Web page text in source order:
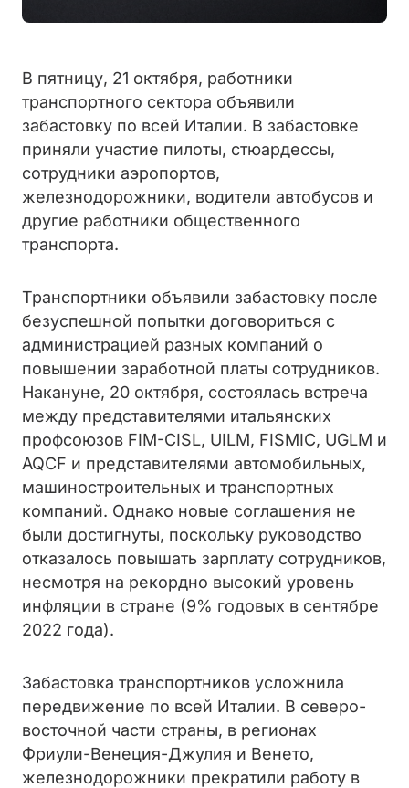
В пятницу, 21 октября, работники
транспортного сектора объявили
забастовку по всей Италии. В забастовке
приняли участие пилоты, стюардессы,
сотрудники аэропортов,
железнодорожники, водители автобусов и
другие работники общественного
транспорта.
Транспортники объявили забастовку после
безуспешной попытки договориться с
администрацией разных компаний о
повышении заработной платы сотрудников.
Накануне, 20 октября, состоялась встреча
между представителями итальянских
профсоюзов FIM-CISL, UILM, FISMIC, UGLM и
AQCF и представителями автомобильных,
машиностроительных и транспортных
компаний. Однако новые соглашения не
были достигнуты, поскольку руководство
отказалось повышать зарплату сотрудников,
несмотря на рекордно высокий уровень
инфляции в стране (9% годовых в сентябре
2022 года).
Забастовка транспортников усложнила
передвижение по всей Италии. В северо-
восточной части страны, в регионах
Фриули-Венеция-Джулия и Венето,
железнодорожники прекратили работу в